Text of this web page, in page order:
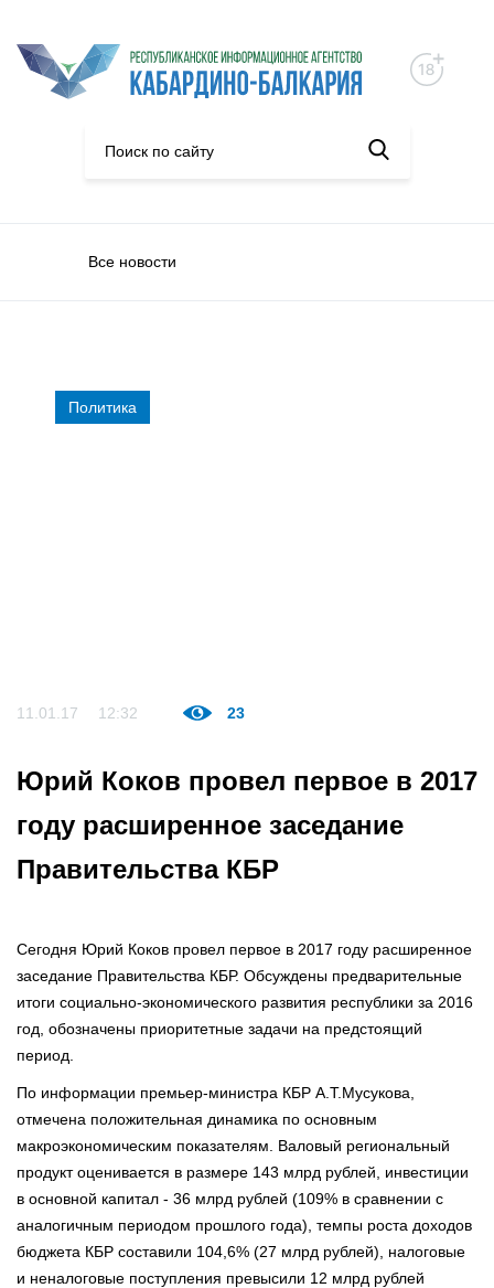
Все новости
Политика
11.01.17 12:32 23
Юрий Коков провел первое в 2017
году расширенное заседание
Правительства КБР
Сегодня Юрий Коков провел первое в 2017 году расширенное
заседание Правительства КБР. Обсуждены предварительные
итоги социально-экономического развития республики за 2016
год, обозначены приоритетные задачи на предстоящий
период.
По информации премьер-министра КБР А.Т.Мусукова,
отмечена положительная динамика по основным
макроэкономическим показателям. Валовый региональный
продукт оценивается в размере 143 млрд рублей, инвестиции
в основной капитал - 36 млрд рублей (109% в сравнении с
аналогичным периодом прошлого года), темпы роста доходов
бюджета КБР составили 104,6% (27 млрд рублей), налоговые
и неналоговые поступления превысили 12 млрд рублей